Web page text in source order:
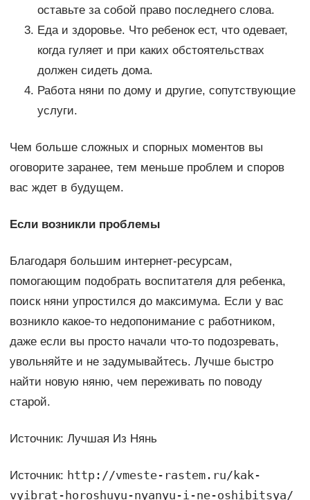
оставьте за собой право последнего слова.
Еда и здоровье. Что ребенок ест, что одевает,
когда гуляет и при каких обстоятельствах
должен сидеть дома.
Работа няни по дому и другие, сопутствующие
услуги.
Чем больше сложных и спорных моментов вы
оговорите заранее, тем меньше проблем и споров
вас ждет в будущем.
Если возникли проблемы
Благодаря большим интернет-ресурсам,
помогающим подобрать воспитателя для ребенка,
поиск няни упростился до максимума. Если у вас
возникло какое-то недопонимание с работником,
даже если вы просто начали что-то подозревать,
увольняйте и не задумывайтесь. Лучше быстро
найти новую няню, чем переживать по поводу
старой.
Источник: Лучшая Из Нянь
Источник: http://vmeste-rastem.ru/kak-
vyibrat-horoshuyu-nyanyu-i-ne-oshibitsya/